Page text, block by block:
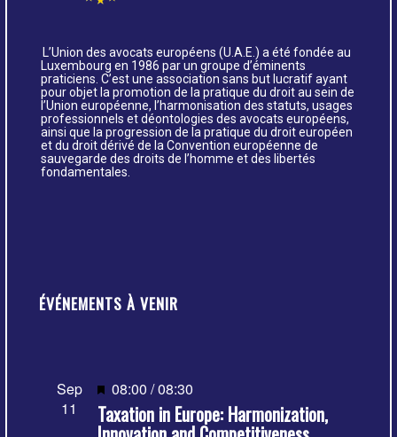
L’Union des avocats européens (U.A.E.) a été fondée au
Luxembourg en 1986 par un groupe d’éminents
praticiens. C’est une association sans but lucratif ayant
pour objet la promotion de la pratique du droit au sein de
l’Union européenne, l’harmonisation des statuts, usages
professionnels et déontologies des avocats européens,
ainsi que la progression de la pratique du droit européen
et du droit dérivé de la Convention européenne de
sauvegarde des droits de l’homme et des libertés
fondamentales.
ÉVÉNEMENTS À VENIR
Sep
11
Mis
en
08:00 /08:30
Taxation in Europe: Harmonization,